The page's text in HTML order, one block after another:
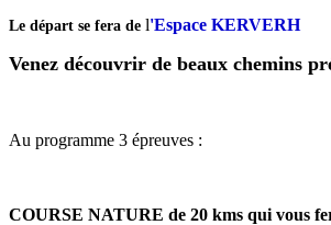
Le départ se fera de l'Espace KERVERH
Venez découvrir de beaux chemins
Au programme 3 épreuves :
COURSE NATURE de 20 kms qui vous